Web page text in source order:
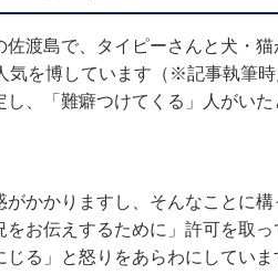
佐渡島で、タイピーさんと犬・
気を博しています（※記事執筆
、「難癖つけてくる」人がい
がかかりますし、そんなことに
お伝えするために」許可を取
る」と怒りをあらわにしていま